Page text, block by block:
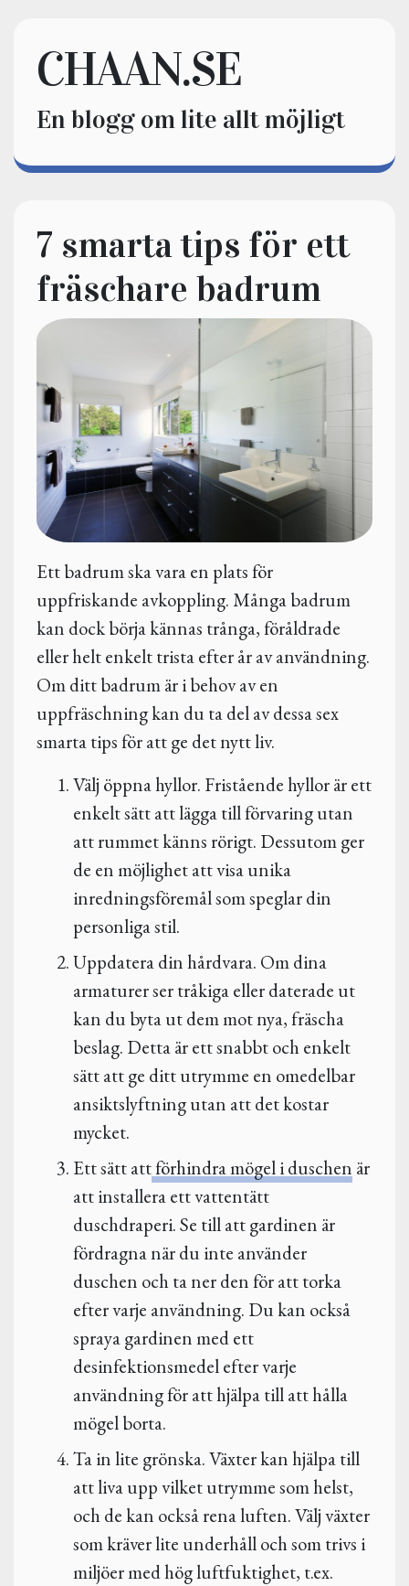
CHAAN.SE
En blogg om lite allt möjligt
7 smarta tips för ett
fräschare badrum
Ett badrum ska vara en plats för
uppfriskande avkoppling. Många badrum
kan dock börja kännas trånga, föråldrade
eller helt enkelt trista efter år av användning.
Om ditt badrum är i behov av en
uppfräschning kan du ta del av dessa sex
smarta tips för att ge det nytt liv.
Välj öppna hyllor. Fristående hyllor är ett
enkelt sätt att lägga till förvaring utan
att rummet känns rörigt. Dessutom ger
de en möjlighet att visa unika
inredningsföremål som speglar din
personliga stil.
Uppdatera din hårdvara. Om dina
armaturer ser tråkiga eller daterade ut
kan du byta ut dem mot nya, fräscha
beslag. Detta är ett snabbt och enkelt
sätt att ge ditt utrymme en omedelbar
ansiktslyftning utan att det kostar
mycket.
Ett sätt attförhindra mögel i duschen är
att installera ett vattentätt
duschdraperi. Se till att gardinen är
fördragna när du inte använder
duschen och ta ner den för att torka
efter varje användning. Du kan också
spraya gardinen med ett
desinfektionsmedel efter varje
användning för att hjälpa till att hålla
mögel borta.
Ta in lite grönska. Växter kan hjälpa till
att liva upp vilket utrymme som helst,
och de kan också rena luften. Välj växter
som kräver lite underhåll och som trivs i
miljöer med hög luftfuktighet, t.ex.